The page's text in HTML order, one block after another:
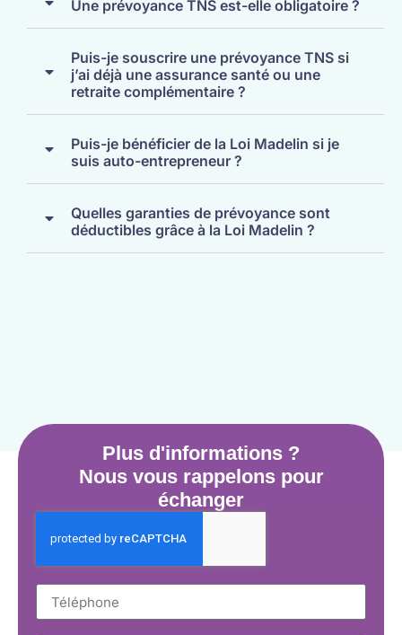
Une prévoyance TNS est-elle obligatoire ?
Puis-je souscrire une prévoyance TNS si
j’ai déjà une assurance santé ou une
retraite complémentaire ?
Puis-je bénéficier de la Loi Madelin si je
suis auto-entrepreneur ?
Quelles garanties de prévoyance sont
déductibles grâce à la Loi Madelin ?
Plus d'informations ?
Nous vous rappelons pour
échanger